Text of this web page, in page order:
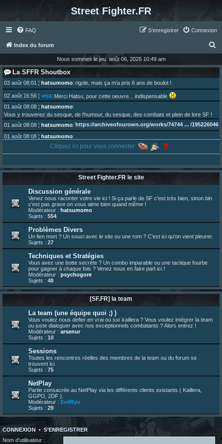
Street Fighter.FR
FAQ Connexion
S’enregistrer
Index du forum
c
h
e
Nous sommes le jeu. août 06, 2026 10:49 am
La SFFR Shoutbox
03 août 08:01 ¦ hatsumomo: rigole, mais ça m'a pris 6 ans de boulot !
02 août 16:56 ¦ veja: Merci Hatsu, pour cette oeuvre... indispensable
01 août 08:08 ¦ hatsumomo:
Vous y trouverez du sesque, de l'humour, du sesque, des combats et plein de lore SF !
01 août 08:08 ¦ hatsumomo: https://archiveofourown.org/works/74744 ... /195226046
01 août 08:08 ¦ hatsumomo:
Aujourd'hui, c'est le yaoi day. Pour la peine je reposte ma dernière fic.
30 juil. 07:22¦hatsumomo:
26 juil. 22:09¦hatsumomo:bio de Alex en ligne les gens !
13 juil. 09:53¦hatsumomo:
bonjour les amis, je viens de poster ma 1e review de figurine !
23 juin 10:36¦indy:une très chouette SFFR shoutbox !
23 juin 07:30¦hatsumomo:nouvelle trad caniculaire les amis !
23 juin 07:26
hatsumomo
22 juin 12:27¦indy:Yo !
22 juin 08:49¦veja:Yo
Cliquez ici pour vous connecter
Street Fighter.FR le site
Discussion générale
Venez nous raconter votre vie ici ! Si ça parle de SF c'est très bien, sinon bin
c'est pas grave on vous aime bien quand même !
Modérateur : hatsumomo
Sujets : 554
Problèmes Divers
Un lien mort ? Un souci avec le site ou une rom ? C'est ici qu'on vient pleurer.
Sujets : 27
Techniques et Stratégies
Vous avez une botte secrète ? Un combo imparable ou une tactique fourbe
pour gagner à chaque fois ? Venez nous en faire part ici !
Modérateur : psychogore
Sujets : 48
[SF.FR] la team
La team (une équipe quoi ;) )
Vous voulez nous defier en vrai ou sur kaillera ? Vous voulez intégrer la team
ou juste dialoguer avec nos exceptionnels combatants ? Alors entrez !
Modérateur : arsenur
Sujets : 10
Sessions
Toutes les rencontres réelles des membres de la team ou du forum se
trouvent ici
Sujets : 75
NetPlay
Partie consacrée au NetPlay via les différents clients existants ( Kaillera,
GGPO, 2DF ).
Modérateur : EvilRyu
Sujets : 29
CONNEXION • S’ENREGISTRER
Nom d’utilisateur :